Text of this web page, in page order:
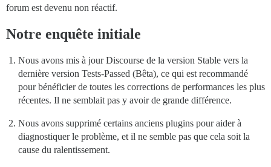
forum est devenu non réactif.
Notre enquête initiale
Nous avons mis à jour Discourse de la version Stable vers la
dernière version Tests-Passed (Bêta), ce qui est recommandé
pour bénéficier de toutes les corrections de performances les plus
récentes. Il ne semblait pas y avoir de grande différence.
Nous avons supprimé certains anciens plugins pour aider à
diagnostiquer le problème, et il ne semble pas que cela soit la
cause du ralentissement.